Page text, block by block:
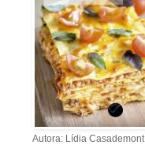
Autora: Lídia Casademont